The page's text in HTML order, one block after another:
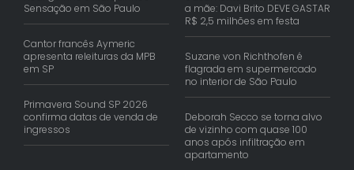
Sensação em São Paulo
Cantor francês Aymeric
apresenta releituras da MPB
em SP
Primavera Sound SP 2026
confirma datas de venda de
ingressos
a mãe: Davi Brito DEVE GASTAR
R$ 2,5 milhões em festa
Suzane von Richthofen é
flagrada em supermercado
no interior de São Paulo
Deborah Secco se torna alvo
de vizinho com quase 100
anos após infiltração em
apartamento